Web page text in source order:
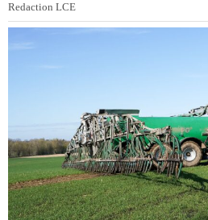
Redaction LCE